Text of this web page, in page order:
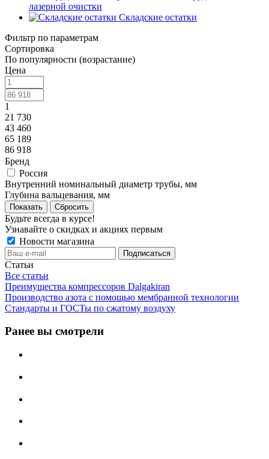
лазерной очистки
Складские остатки
Фильтр по параметрам
Сортировка
По популярности (возрастание)
Цена
1
21 730
43 460
65 189
86 918
Бренд
Россия
Внутренний номинальный диаметр трубы, мм
Глубина вальцевания, мм
Сбросить
Будьте всегда в курсе!
Узнавайте о скидках и акциях первым
Новости магазина
Статьи
Все статьи
Преимущества компрессоров Dalgakiran
Производство азота с помощью мембранной технологии
Стандарты и ГОСТы по сжатому воздуху
Ранее вы смотрели